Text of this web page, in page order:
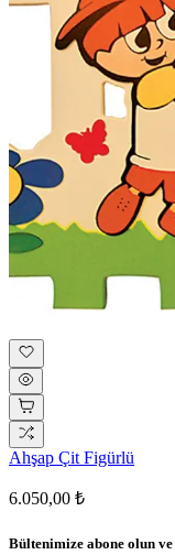
Ahşap Çit Figürlü
6.050,00 ₺
Bültenimize abone olun ve